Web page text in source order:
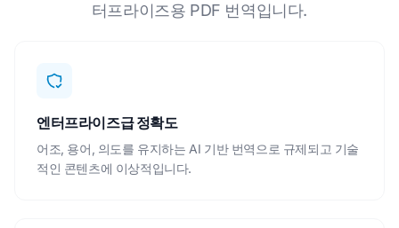
터프라이즈용 PDF 번역입니다.
엔터프라이즈급 정확도
어조, 용어, 의도를 유지하는 AI 기반 번역으로 규제되고 기술
적인 콘텐츠에 이상적입니다.